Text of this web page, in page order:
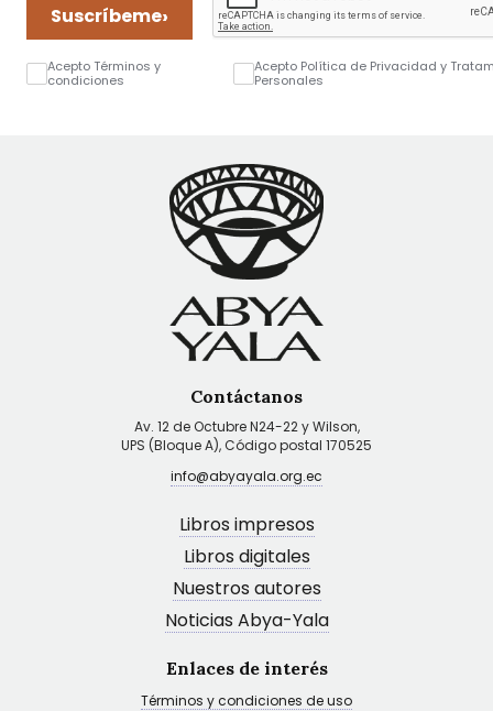
Suscríbeme›
Acepto Términos y
condiciones
Acepto Política de Privacidad y
Personales
Contáctanos
Av. 12 de Octubre N24-22 y Wilson,
UPS (Bloque A), Código postal 170525
info@abyayala.org.ec
Libros impresos
Libros digitales
Nuestros autores
Noticias Abya-Yala
Enlaces de interés
Términos y condiciones de uso